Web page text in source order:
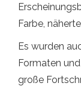
Farbe,
Es wurden
Formaten
große